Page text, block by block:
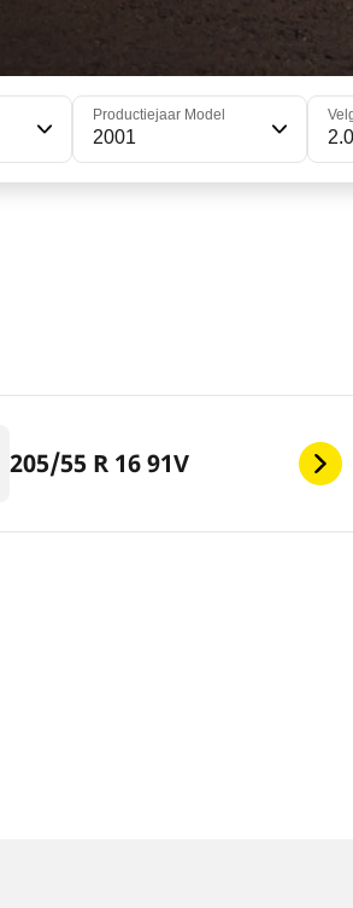
Productiejaar Model
2001
205/55 R 16 91V